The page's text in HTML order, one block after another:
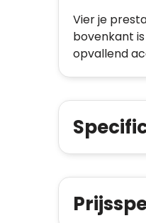
Vier je
bovenkant
opvallend